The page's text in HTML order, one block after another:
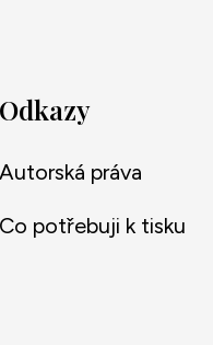
Odkazy
Autorská práva
Co potřebuji k tisku